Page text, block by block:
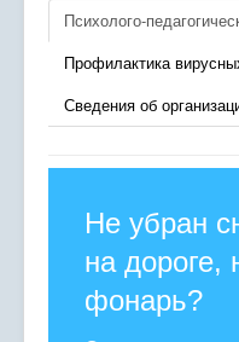
Психолого-
Профилактика
Сведения об
Не убран
на дороге,
фонарь?